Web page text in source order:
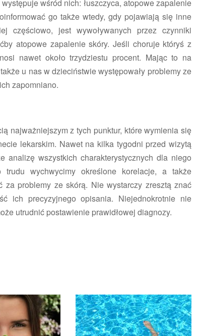
wśród nich: łuszczyca, atopowe zapalenie
go także wtedy, gdy pojawiają się inne
częściowo, jest wywoływanych przez czynniki
atopowe zapalenie skóry. Jeśli choruje któryś z
nawet około trzydziestu procent. Mając to na
u nas w dzieciństwie występowały problemy ze
zapomniano.
najważniejszym z tych punktur, które wymienia się
lekarskim. Nawet na kilka tygodni przed wizytą
analizę wszystkich charakterystycznych dla niego
wychwycimy określone korelacje, a także
za problemy ze skórą. Nie wystarczy zresztą znać
ich precyzyjnego opisania. Niejednokrotnie nie
utrudnić postawienie prawidłowej diagnozy.